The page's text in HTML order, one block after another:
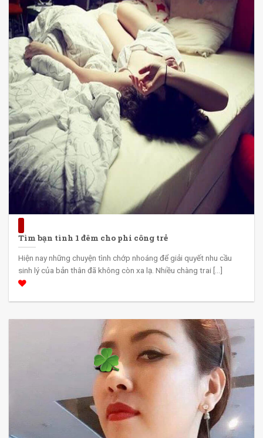
Tìm bạn tình 1 đêm cho phi công trẻ
Hiện nay những chuyện tình chớp nhoáng để giải quyết nhu cầu
sinh lý của bản thân đã không còn xa lạ. Nhiều chàng trai [...]